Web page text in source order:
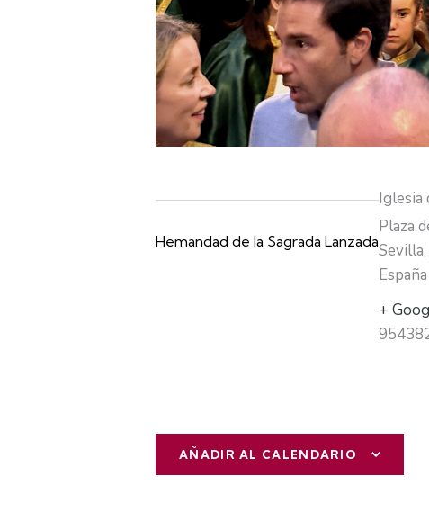
Hemandad de la Sagrada Lanzada
Iglesia
Plaza
Sevilla,
España
+
AÑADIR AL CALENDARIO